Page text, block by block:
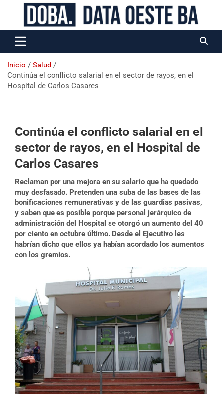
Data Oeste BA
Inicio
Salud
Continúa el conflicto salarial en el sector de rayos, en el
Hospital de Carlos Casares
Continúa el conflicto salarial en el
sector de rayos, en el Hospital de
Carlos Casares
Reclaman por una mejora en su salario que ha quedado
muy desfasado. Pretenden una suba de las bases de las
bonificaciones remunerativas y de las guardias pasivas,
y saben que es posible porque personal jerárquico de
administración del Hospital se otorgó un aumento del 40
por ciento en octubre último. Desde el Ejecutivo les
habrían dicho que ellos ya habían acordado los aumentos
con los gremios.